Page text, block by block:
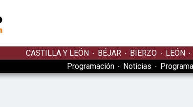
CASTILLA Y LEÓN BÉJAR BIERZO LEÓN
Programación
Noticias